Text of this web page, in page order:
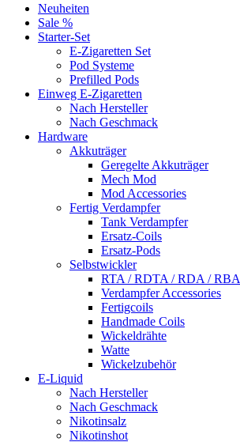
Neuheiten
Sale %
Starter-Set
E-Zigaretten Set
Pod Systeme
Prefilled Pods
Einweg E-Zigaretten
Nach Hersteller
Nach Geschmack
Hardware
Akkuträger
Geregelte Akkuträger
Mech Mod
Mod Accessories
Fertig Verdampfer
Tank Verdampfer
Ersatz-Coils
Ersatz-Pods
Selbstwickler
RTA / RDTA / RDA / RBA
Verdampfer Accessories
Fertigcoils
Handmade Coils
Wickeldrähte
Watte
Wickelzubehör
E-Liquid
Nach Hersteller
Nach Geschmack
Nikotinsalz
Nikotinshot